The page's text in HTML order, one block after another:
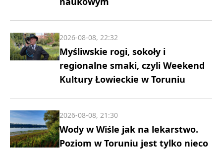
Myśliwskie rogi, sokoły i
regionalne smaki, czyli Weekend
Kultury Łowieckie w Toruniu
2026-08-08, 22:32
Wody w Wiśle jak na lekarstwo.
Poziom w Toruniu jest tylko nieco
2026-08-08, 21:30